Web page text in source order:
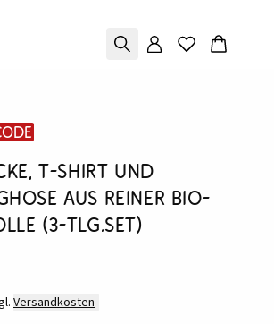
T-Shirt und
aus reiner Bio-
(3-tlg.Set)
Versandkosten